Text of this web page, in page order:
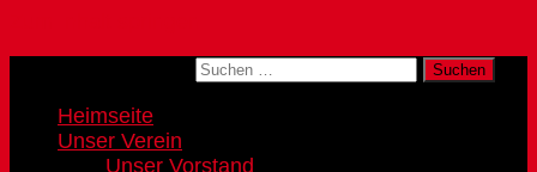
Heimseite
Unser Verein
Unser Vorstand